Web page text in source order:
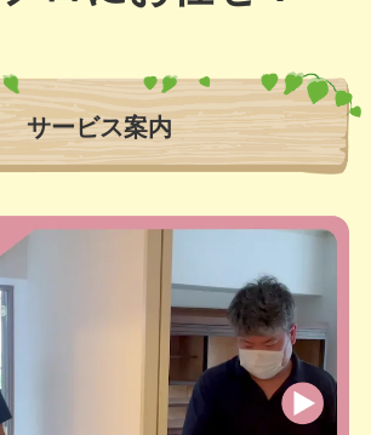
サービス案内